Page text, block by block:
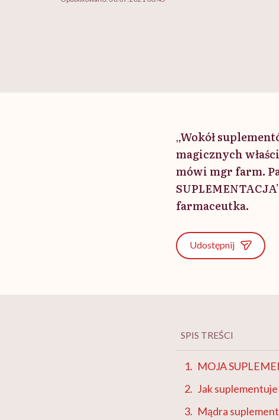
„Wokół
magicznych
mówi mgr farm.
farmaceutka.
Udostępnij
SPIS TREŚCI
MOJA
Jak
Mądra